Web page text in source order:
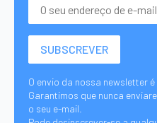
O envio da nossa newsletter é
Garantimos que nunca
o seu e-mail.